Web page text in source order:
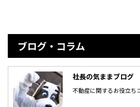
ブログ・コラム
社長の気ままブログ
不動産に関するお役立ち